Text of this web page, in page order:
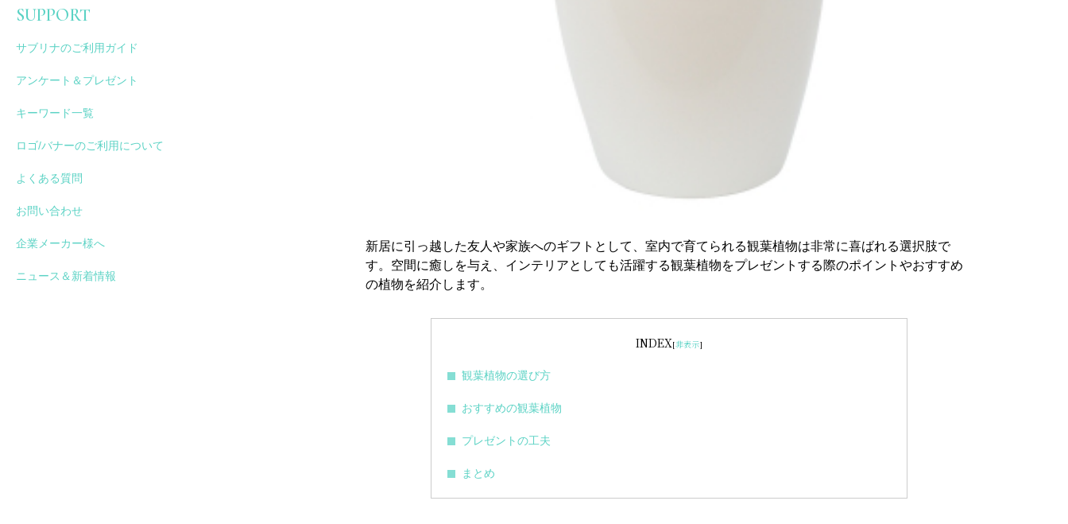
新居に引っ越した友人や家族へのギフトとして、室内で育てられる観葉植物は非常に喜ばれる選択肢で
す。空間に癒しを与え、インテリアとしても活躍する観葉植物をプレゼントする際のポイントやおすすめ
の植物を紹介します。
INDEX[非表示]
観葉植物の選び方
おすすめの観葉植物
プレゼントの工夫
まとめ
SUPPORT
サブリナのご利用ガイド
アンケート＆プレゼント
キーワード一覧
ロゴ/バナーのご利用について
よくある質問
お問い合わせ
企業メーカー様へ
ニュース＆新着情報